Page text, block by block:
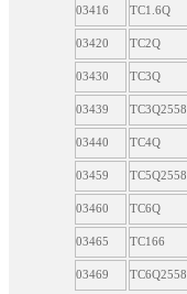
03416 TC1.6Q
03420 TC2Q
03430 TC3Q
03439 TC3Q2558
03440 TC4Q
03459 TC5Q2558
03460 TC6Q
03465 TC166
03469 TC6Q2558